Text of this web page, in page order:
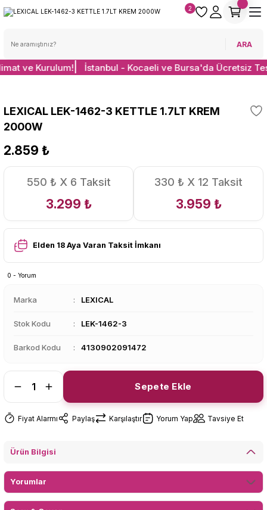
ARA
2
ve Kurulum! İstanbul - Kocaeli ve Bursa'da Ücretsiz
LEXICAL LEK-1462-3 KETTLE 1.7LT KREM
2000W
2.859 ₺
550 ₺ X 6 Taksit
3.299 ₺
330 ₺ X 12 Taksit
3.959 ₺
Elden 18 Aya Varan Taksit İmkanı
0 - Yorum
Marka LEXICAL
Stok Kodu LEK-1462-3
Barkod Kodu 4130902091472
Sepete Ekle
Fiyat Alarmı Paylaş Karşılaştır Yorum Yap Tavsiye Et
Ürün Bilgisi
Yorumlar